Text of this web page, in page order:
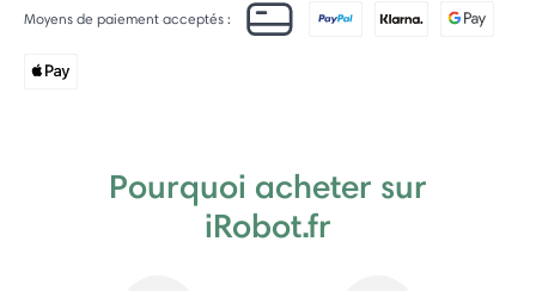
Moyens de paiement acceptés :
Pourquoi acheter sur
iRobot.fr